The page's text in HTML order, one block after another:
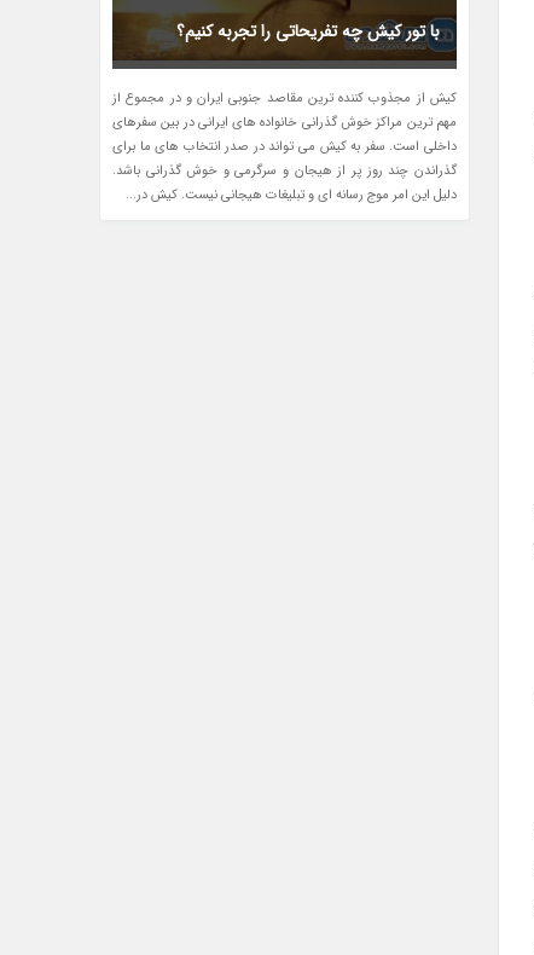
با تور کیش چه تفریحاتی را تجربه کنیم؟
کیش از مجذوب کننده ترین مقاصد جنوبی ایران و در مجموع از
مهم ترین مراکز خوش گذرانی خانواده های ایرانی در بین سفرهای
داخلی است. سفر به کیش می تواند در صدر انتخاب های ما برای
گذراندن چند روز پر از هیجان و سرگرمی و خوش گذرانی باشد.
دلیل این امر موج رسانه ای و تبلیغات هیجانی نیست. کیش در...